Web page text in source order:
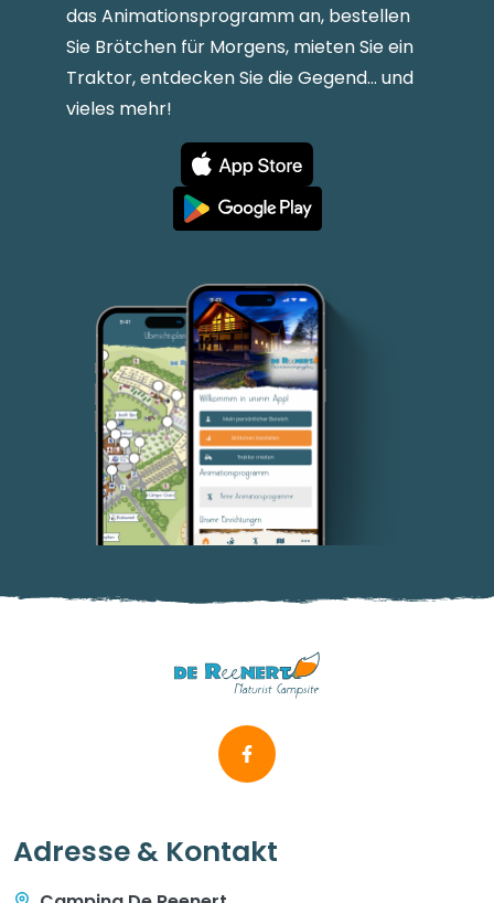
das Animationsprogramm an, bestellen
Sie Brötchen für Morgens, mieten Sie ein
Traktor, entdecken Sie die Gegend... und
vieles mehr!
Adresse & Kontakt